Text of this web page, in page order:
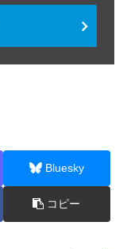
Bluesky
コピー